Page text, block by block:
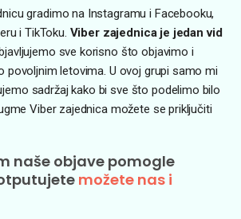
gradimo na Instagramu i Facebooku,
i TikToku. Viber zajednica je jedan vid
sve korisno što objavimo i
povoljnim letovima. U ovoj grupi samo mi
sadržaj kako bi sve što podelimo bilo
Viber zajednica možete se priključiti
naše objave pomogle
možete nas i